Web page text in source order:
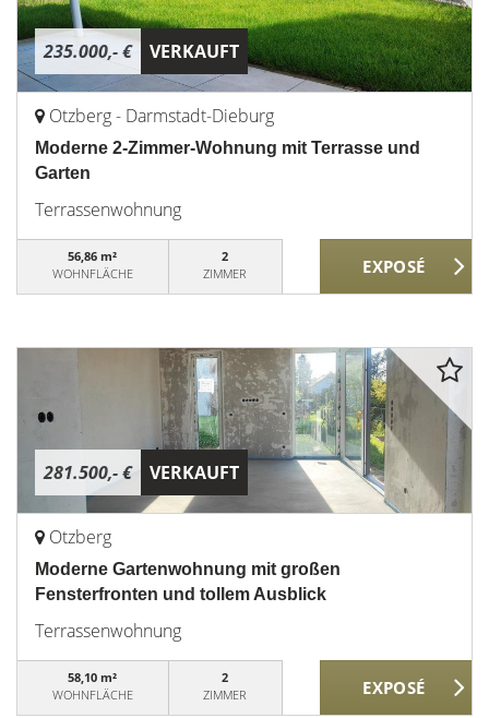
235.000,- € VERKAUFT
Otzberg - Darmstadt-Dieburg
Moderne 2-Zimmer-Wohnung mit Terrasse und
Garten
Terrassenwohnung
56,86 m²
WOHNFLÄCHE
2
ZIMMER
281.500,- € VERKAUFT
Otzberg
Moderne Gartenwohnung mit großen
Fensterfronten und tollem Ausblick
Terrassenwohnung
58,10 m²
WOHNFLÄCHE
2
ZIMMER